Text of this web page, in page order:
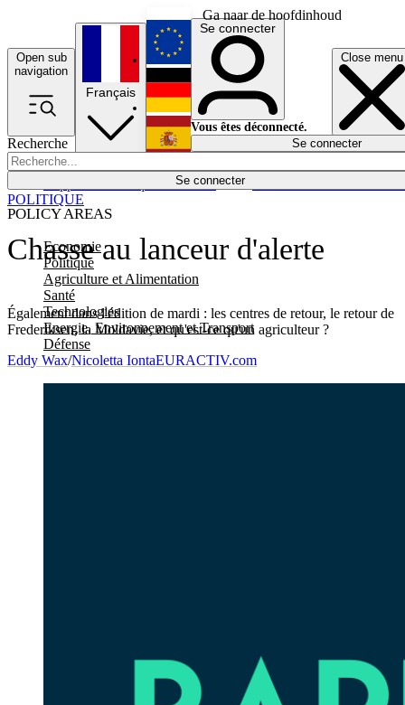
Ga naar de hoofdinhoud
Open sub
navigation
Close menu
Recherche
Se connecter
POLICY AREAS
Economie
Politique
Agriculture et Alimentation
Santé
Technologies
Energie, Environnement et Transport
Défense
Économie
Français
English
Deutsch
Español
Se connecter
Vous êtes déconnecté.
Se connecter
Chasse au lanceur d'alerte
Également dans l'édition de mardi : les centres de retour, le retour de
Frederiksen, la Moldavie, et qu'est-ce qu'un agriculteur ?
POLITIQUE
Eddy Wax/Nicoletta IontaEURACTIV.com